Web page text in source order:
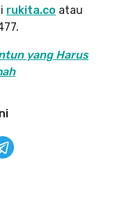
rukita.co atau
yang Harus